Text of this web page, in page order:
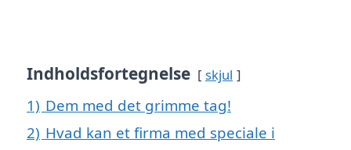
Indholdsfortegnelse skjul
1) Dem med det grimme tag!
2) Hvad kan et firma med speciale i